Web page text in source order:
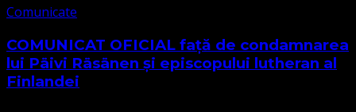
Comunicate
COMUNICAT OFICIAL față de condamnarea
lui Päivi Räsänen și episcopului lutheran al
Finlandei